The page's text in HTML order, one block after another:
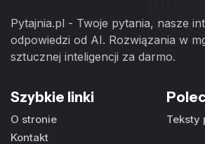
Pytajnia.pl - Twoje pytania, nasze
odpowiedzi od AI. Rozwiązania w
sztucznej inteligencji za darmo.
Szybkie linki
O stronie
Kontakt
Teksty